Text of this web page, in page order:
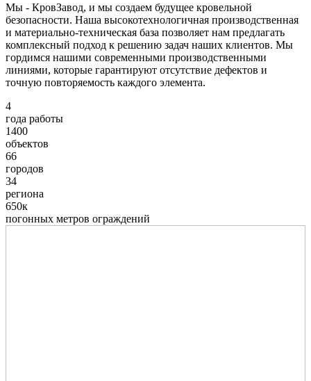
Мы - КровЗавод, и мы создаем будущее кровельной
безопасности. Наша высокотехнологичная производственная
и материально-техническая база позволяет нам предлагать
комплексный подход к решению задач наших клиентов. Мы
гордимся нашими современными производственными
линиями, которые гарантируют отсутствие дефектов и
точную повторяемость каждого элемента.
4
года работы
1400
объектов
66
городов
34
региона
650к
погонных метров ограждений